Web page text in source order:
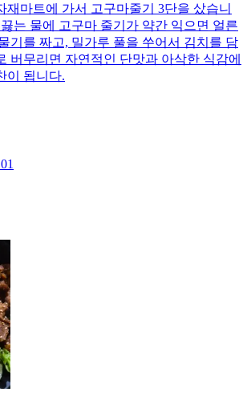
재마트에 가서 고구마줄기 3단을 샀습니
는 물에 고구마 줄기가 약간 익으면 얼른
기를 짜고, 밀가루 풀을 쑤어서 김치를 담
버무리면 자연적인 단맛과 아삭한 식감에
이 됩니다.